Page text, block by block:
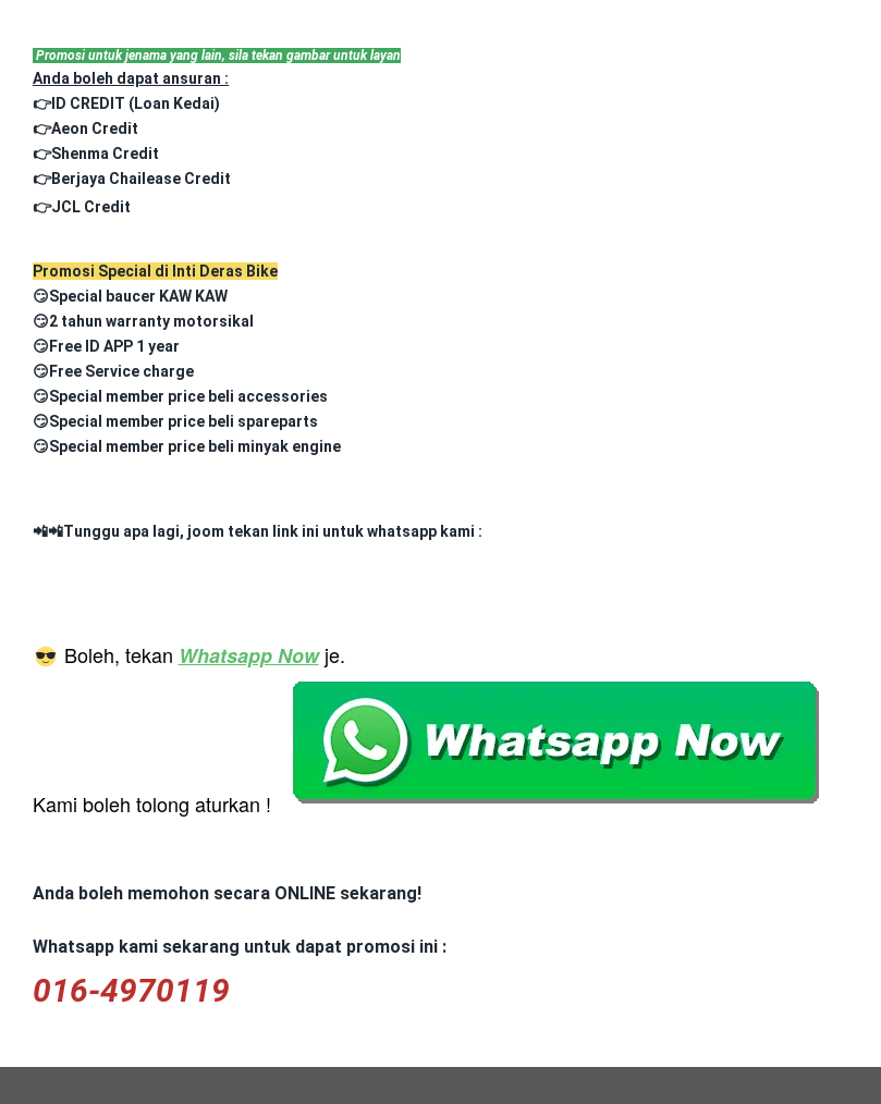
Promosi untuk jenama yang lain, sila tekan gambar untuk layan
Anda boleh dapat ansuran :
👉ID CREDIT (Loan Kedai)
👉Aeon Credit
👉Shenma Credit
👉Berjaya Chailease Credit
👉JCL Credit
Promosi Special di Inti Deras Bike
😏Special baucer KAW KAW
😏2 tahun warranty motorsikal
😏Free ID APP 1 year
😏Free Service charge
😏Special member price beli accessories
😏Special member price beli spareparts
😏Special member price beli minyak engine
📲📲Tunggu apa lagi, joom tekan link ini untuk whatsapp kami :
Boleh, tekan Whatsapp Nowje.
Kami boleh tolong aturkan !
Anda boleh memohon secara ONLINE sekarang!
Whatsapp kami sekarang untuk dapat promosi ini :
016-4970119